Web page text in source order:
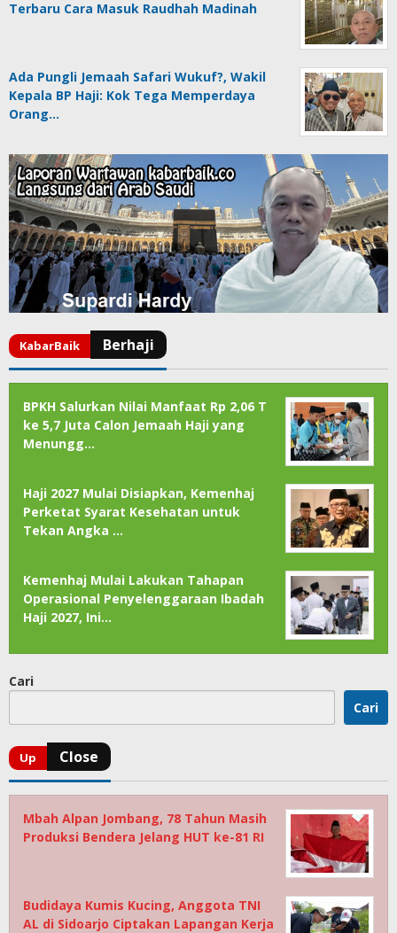
Terbaru Cara Masuk Raudhah Madinah
Ada Pungli Jemaah Safari Wukuf?, Wakil
Kepala BP Haji: Kok Tega Memperdaya
Orang…
BPKH Salurkan Nilai Manfaat Rp 2,06 T
ke 5,7 Juta Calon Jemaah Haji yang
Menungg…
Haji 2027 Mulai Disiapkan, Kemenhaj
Perketat Syarat Kesehatan untuk
Tekan Angka …
Kemenhaj Mulai Lakukan Tahapan
Operasional Penyelenggaraan Ibadah
Haji 2027, Ini…
Cari
Cari
Mbah Alpan Jombang, 78 Tahun Masih
Produksi Bendera Jelang HUT ke-81 RI
Budidaya Kumis Kucing, Anggota TNI
AL di Sidoarjo Ciptakan Lapangan Kerja